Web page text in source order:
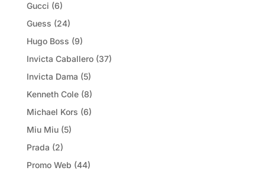
Gucci (6)
Guess (24)
Hugo Boss (9)
Invicta Caballero (37)
Invicta Dama (5)
Kenneth Cole (8)
Michael Kors (6)
Miu Miu (5)
Prada (2)
Promo Web (44)